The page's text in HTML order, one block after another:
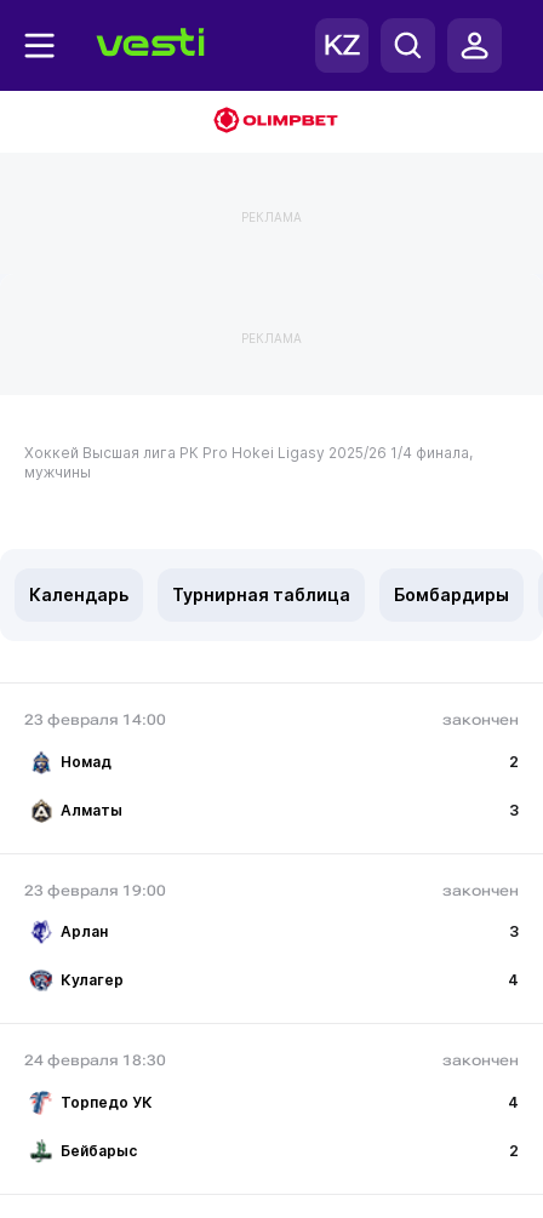
РЕКЛАМА
РЕКЛАМА
Хоккей Высшая лига РК Pro Hokei Ligasy 2025/26 1/4 финала,
мужчины
Календарь Турнирная таблица Бомбардиры
23 февраля 14:00 закончен
Номад 2
Алматы 3
23 февраля 19:00 закончен
Арлан 3
Кулагер 4
24 февраля 18:30 закончен
Торпедо УК 4
Бейбарыс 2